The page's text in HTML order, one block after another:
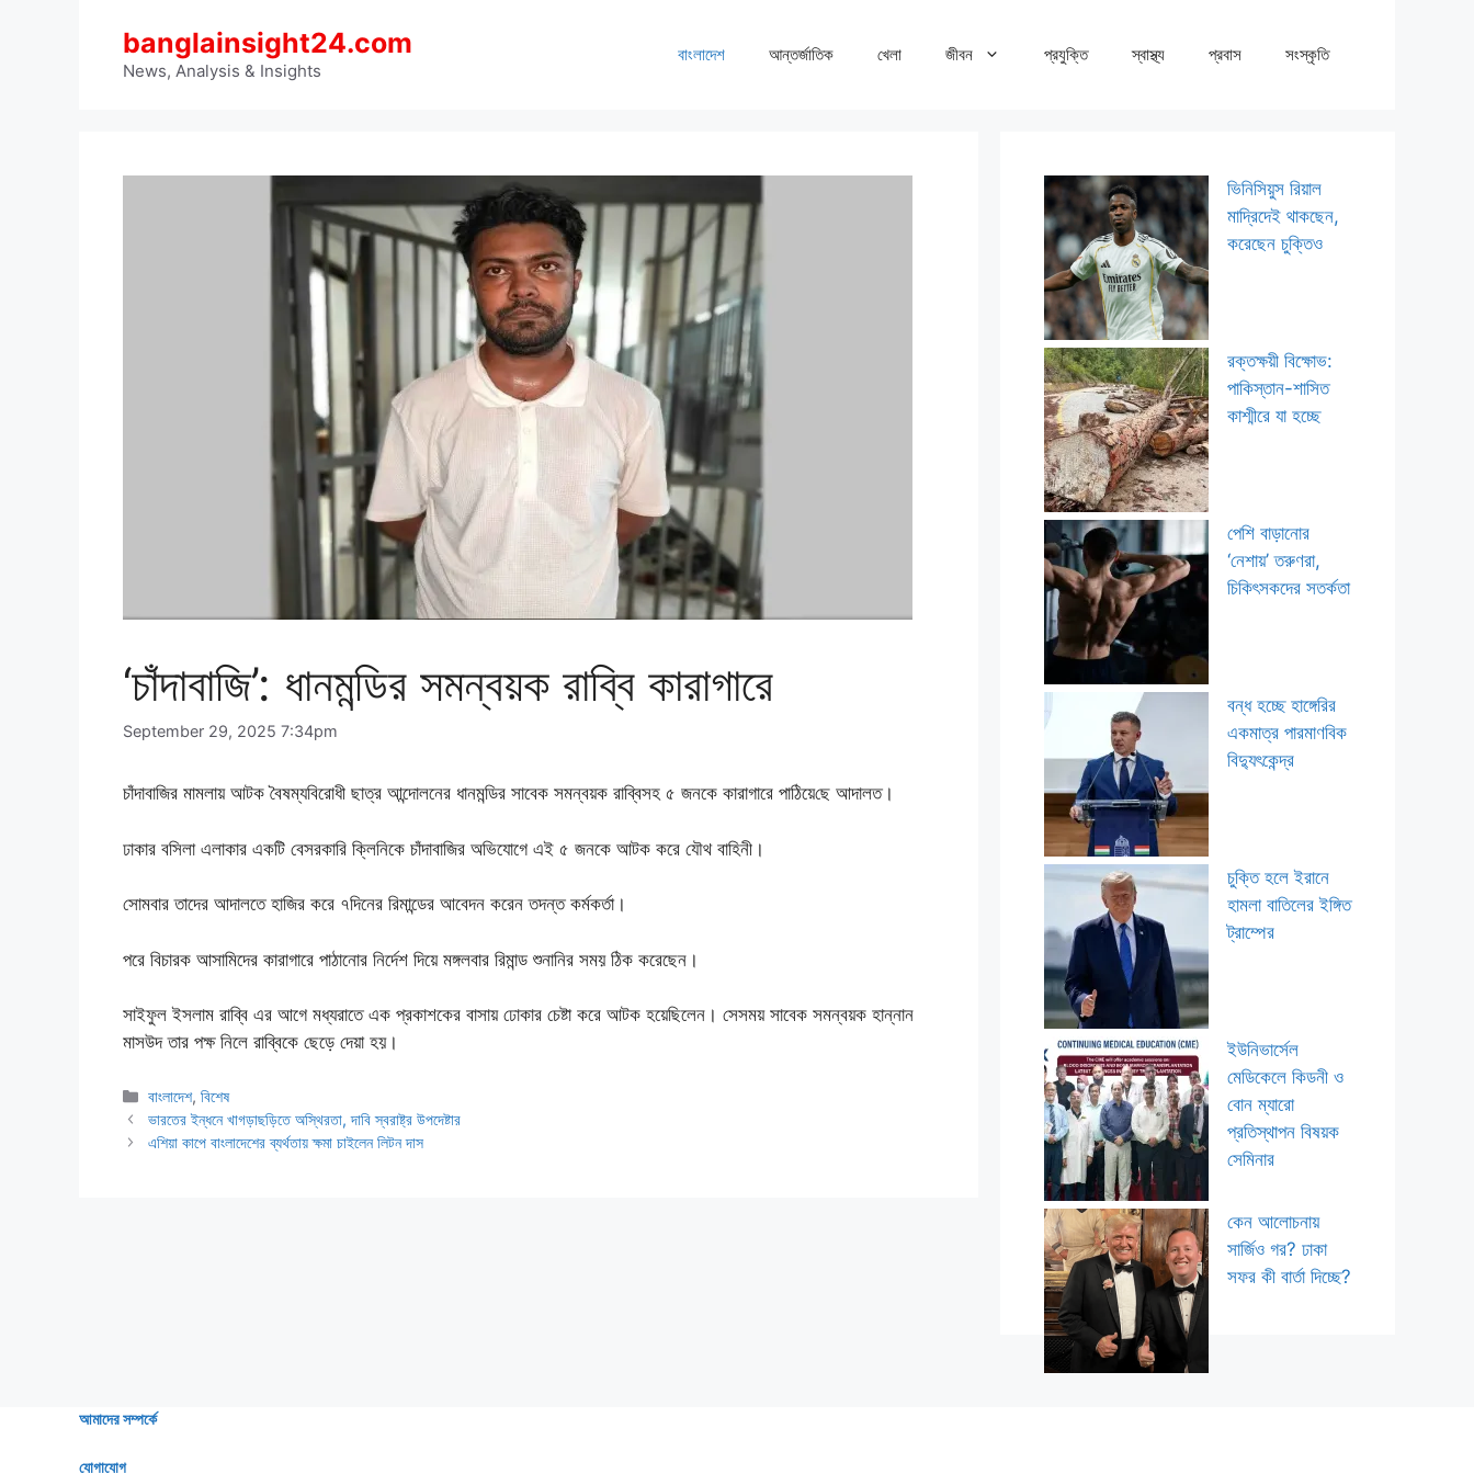
banglainsight24.com
News, Analysis & Insights
বাংলাদেশ আন্তর্জাতিক খেলা জীবন প্রযুক্তি স্বাস্থ্য প্রবাস সংস্কৃতি
‘চাঁদাবাজি’: ধানমন্ডির সমন্বয়ক রাব্বি কারাগারে
September 29, 2025 7:34pm
চাঁদাবাজির মামলায় আটক বৈষম্যবিরোধী ছাত্র আন্দোলনের ধানমন্ডির সাবেক সমন্বয়ক রাব্বিসহ ৫ জনকে কারাগারে পাঠিয়েছে আদালত।
ঢাকার বসিলা এলাকার একটি বেসরকারি ক্লিনিকে চাঁদাবাজির অভিযোগে এই ৫ জনকে আটক করে যৌথ বাহিনী।
সোমবার তাদের আদালতে হাজির করে ৭দিনের রিমান্ডের আবেদন করেন তদন্ত কর্মকর্তা।
পরে বিচারক আসামিদের কারাগারে পাঠানোর নির্দেশ দিয়ে মঙ্গলবার রিমান্ড শুনানির সময় ঠিক করেছেন।
সাইফুল ইসলাম রাব্বি এর আগে মধ্যরাতে এক প্রকাশকের বাসায় ঢোকার চেষ্টা করে আটক হয়েছিলেন। সেসময় সাবেক সমন্বয়ক হান্নান
মাসউদ তার পক্ষ নিলে রাব্বিকে ছেড়ে দেয়া হয়।
Categories
বাংলাদেশ,বিশেষ
ভারতের ইন্ধনে খাগড়াছড়িতে অস্থিরতা, দাবি স্বরাষ্ট্র উপদেষ্টার
এশিয়া কাপে বাংলাদেশের ব্যর্থতায় ক্ষমা চাইলেন লিটন দাস
ভিনিসিয়ুস রিয়াল
মাদ্রিদেই থাকছেন,
করেছেন চুক্তিও
রক্তক্ষয়ী বিক্ষোভ:
পাকিস্তান-শাসিত
কাশ্মীরে যা হচ্ছে
পেশি বাড়ানোর
‘নেশায়’ তরুণরা,
চিকিৎসকদের সতর্কতা
বন্ধ হচ্ছে হাঙ্গেরির
একমাত্র পারমাণবিক
বিদ্যুৎকেন্দ্র
চুক্তি হলে ইরানে
হামলা বাতিলের ইঙ্গিত
ট্রাম্পের
ইউনিভার্সেল
মেডিকেলে কিডনী ও
বোন ম্যারো
প্রতিস্থাপন বিষয়ক
সেমিনার
কেন আলোচনায়
সার্জিও গর? ঢাকা
সফর কী বার্তা দিচ্ছে?
আমাদের সম্পর্কে
যোগাযোগ